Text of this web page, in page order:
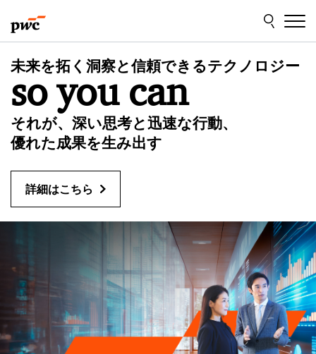
to
content
to
footer
P
w
C
グ
未来を拓く洞察と信頼できるテクノロジー
so you can
それが、深い思考と迅速な行動、
優れた成果を生み出す
詳細はこちら